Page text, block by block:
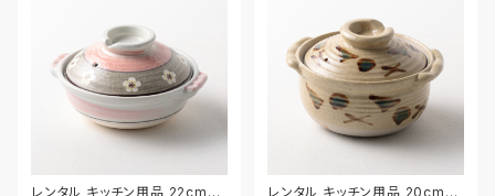
レンタル キッチン用品 22cm｜
レンタル キッチン用品 20cm｜